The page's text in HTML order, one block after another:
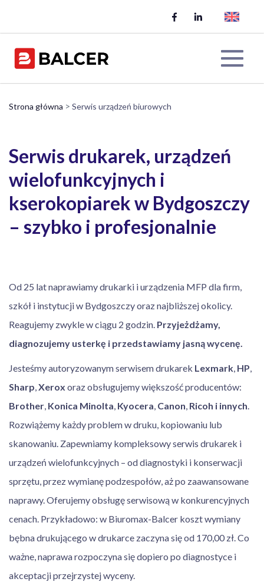
Strona główna > Serwis urządzeń biurowych
Serwis drukarek, urządzeń
wielofunkcyjnych i
kserokopiarek w Bydgoszczy
– szybko i profesjonalnie
Od 25 lat naprawiamy drukarki i urządzenia MFP dla firm,
szkół i instytucji w Bydgoszczy oraz najbliższej okolicy.
Reagujemy zwykle w ciągu 2 godzin. Przyjeżdżamy,
diagnozujemy usterkę i przedstawiamy jasną wycenę.
Jesteśmy autoryzowanym serwisem drukarek Lexmark, HP,
Sharp,Xerox oraz obsługujemy większość producentów:
Brother, Konica Minolta, Kyocera, Canon, Ricoh i innych.
Rozwiążemy każdy problem w druku, kopiowaniu lub
skanowaniu. Zapewniamy kompleksowy serwis drukarek i
urządzeń wielofunkcyjnych – od diagnostyki i konserwacji
sprzętu, przez wymianę podzespołów, aż po zaawansowane
naprawy. Oferujemy obsługę serwisową w konkurencyjnych
cenach. Przykładowo: w Biuromax-Balcer koszt wymiany
bębna drukującego w drukarce zaczyna się od 170,00 zł. Co
ważne, naprawa rozpoczyna się dopiero po diagnostyce i
akceptacji przejrzystej wyceny.